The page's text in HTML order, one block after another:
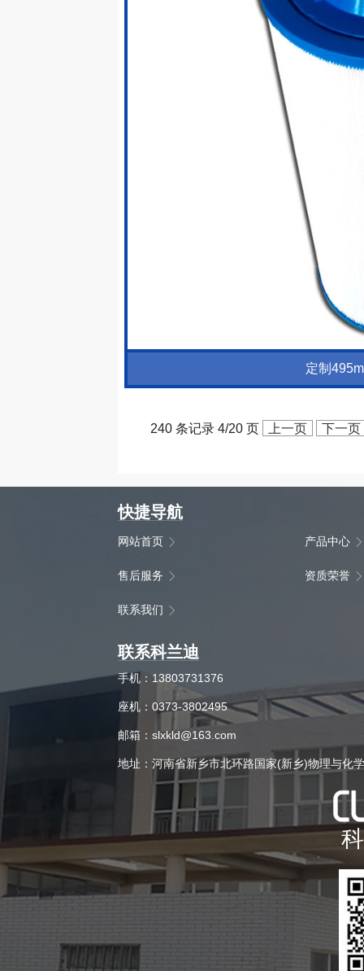
定制
240 条记录 4/20 页 上一页 下一页
快捷导航
网站首页 产品中心
售后服务 资质荣誉
联系我们
联系科兰迪
手机：13803731376
座机：0373-3802495
邮箱：slxkld@163.com
地址：河南省新乡市北环路国家(新乡)物理与化